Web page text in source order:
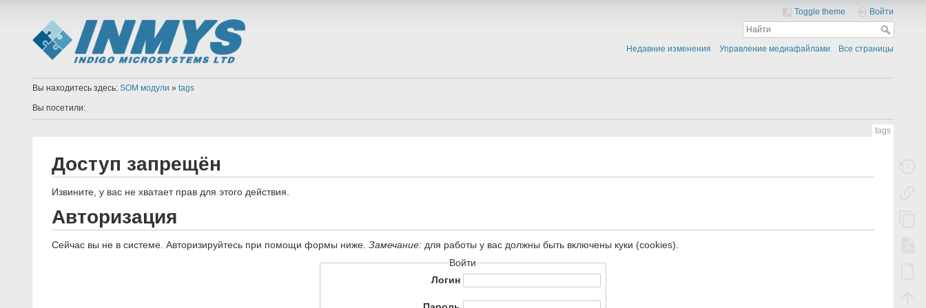
Toggle theme Войти
Недавние изменения Управление медиафайлами Все страницы
Вы находитесь здесь: SOM модули » tags
Вы посетили:
tags
Доступ запрещён
Извините, у вас не хватает прав для этого действия.
Авторизация
Сейчас вы не в системе. Авторизируйтесь при помощи формы ниже. Замечание:для работы у вас должны быть включены куки (cookies).
Войти
Логин